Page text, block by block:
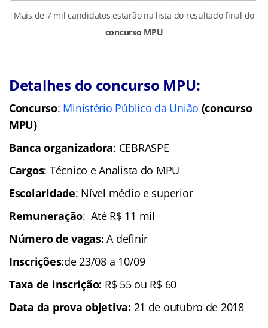
Mais de 7 mil candidatos estarão na lista do resultado final do
concurso MPU
Detalhes do concurso MPU:
Concurso: Ministério Público da União (concurso
MPU)
Banca organizadora: CEBRASPE
Cargos: Técnico e Analista do MPU
Escolaridade: Nível médio e superior
Remuneração: Até R$ 11 mil
Número de vagas: A definir
Inscrições:de 23/08 a 10/09
Taxa de inscrição: R$ 55 ou R$ 60
Data da prova objetiva: 21 de outubro de 2018